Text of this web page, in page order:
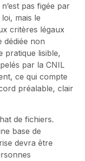
pas figée par
mais le
critères légaux
dédiée non
pratique lisible,
par la CNIL
ce qui compte
préalable, clair
de fichiers.
base de
devra être